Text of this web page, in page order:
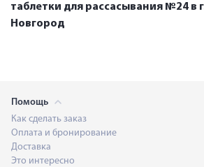
таблетки для рассасывания №24 в
Новгород
Помощь
Как сделать заказ
Оплата и бронирование
Доставка
Это интересно